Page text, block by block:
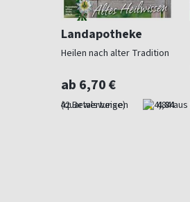
Landapotheke
Heilen nach alter Tradition
ab 6,70 €
(quartalsweise) 4,84